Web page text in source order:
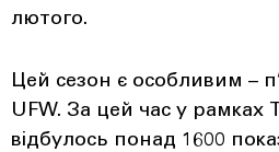
лютого.
Цей сезон є особливим –
UFW. За цей час у
відбулось понад 1600